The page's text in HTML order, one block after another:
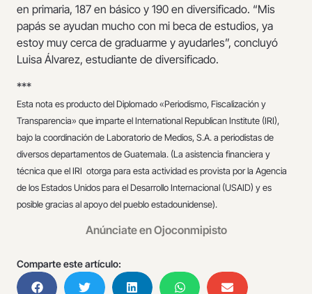
en primaria, 187 en básico y 190 en diversificado. “Mis
papás se ayudan mucho con mi beca de estudios, ya
estoy muy cerca de graduarme y ayudarles”, concluyó
Luisa Álvarez, estudiante de diversificado.
***
Esta nota es producto del Diplomado «Periodismo, Fiscalización y
Transparencia» que imparte el International Republican Institute (IRI),
bajo la coordinación de Laboratorio de Medios, S.A. a periodistas de
diversos departamentos de Guatemala. (La asistencia financiera y
técnica que el IRI otorga para esta actividad es provista por la Agencia
de los Estados Unidos para el Desarrollo Internacional (USAID) y es
posible gracias al apoyo del pueblo estadounidense).
Anúnciate en Ojoconmipisto
Comparte este artículo: